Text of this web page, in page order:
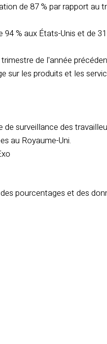
de 87 % par rapport au
% aux États-Unis et de
de l'année
sur les produits et les
surveillance des
au Royaume-Uni.
pourcentages et des